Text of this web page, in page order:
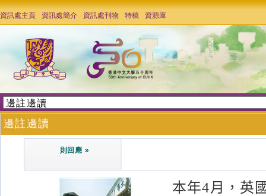
資訊處主頁 資訊處簡介 資訊處刊物 特稿 資源庫
邊註邊讀
則回應 »
本年4月，英